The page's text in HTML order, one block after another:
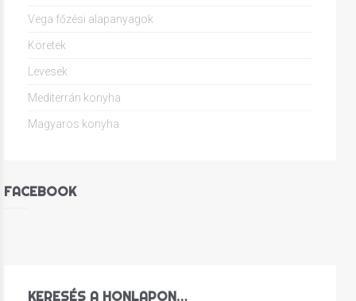
Vega főzési alapanyagok
Köretek
Levesek
Mediterrán konyha
Magyaros konyha
FACEBOOK
KERESÉS A HONLAPON…